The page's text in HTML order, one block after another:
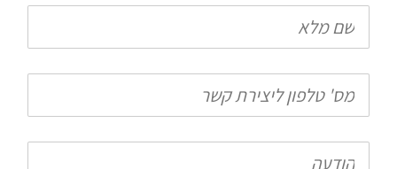
שם
מלא
טלפון
הודעה